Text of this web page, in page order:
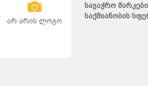
არ არის ლოგო
სავაჭრო
საქმიანობის